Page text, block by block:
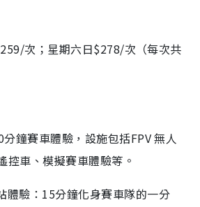
次；星期六日$278/次（每次共
鐘賽車體驗，設施包括FPV 無人
控車、模擬賽車體驗等。
體驗：15分鐘化身賽車隊的一分